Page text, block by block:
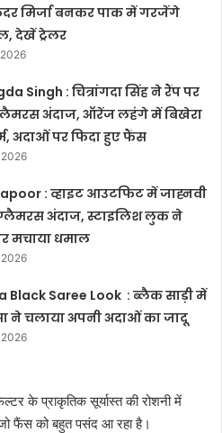
मिर्जा बनकर पाक में गरजेंगे
देखें ट्रेलर
Singh : चित्रांगदा सिंह ने रैंप पर
अंदाज, ऑरेंज लहंगे में बिखेरा
अदाओं पर फिदा हुए फैंस
: व्हाइट आउटफिट में जाह्नवी
अंदाज, स्टाइलिश लुक ने
मचाया धमाल
Black Saree Look : ब्लैक साड़ी में
ने चलाया अपनी अदाओं का जादू
के प्राकृतिक सूर्यास्त की रोशनी में
फैंस को बहुत पसंद आ रहा है।